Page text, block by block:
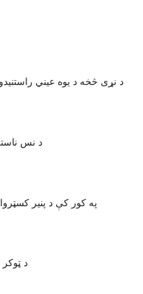
د نس
په کور کې د پنیر
د ټوکر